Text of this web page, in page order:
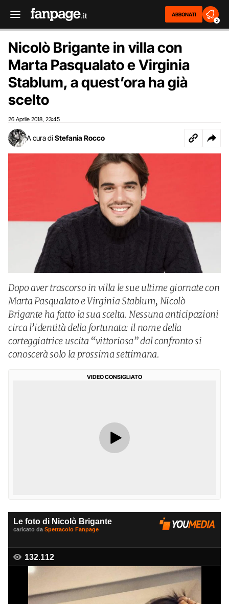
ABBONATI
2
Nicolò Brigante in villa con
Marta Pasqualato e Virginia
Stablum, a quest’ora ha già
scelto
26 Aprile 2018 23:45
A cura di Stefania Rocco
Dopo aver trascorso in villa le sue ultime giornate con
Marta Pasqualato e Virginia Stablum, Nicolò
Brigante ha fatto la sua scelta. Nessuna anticipazioni
circa l’identità della fortunata: il nome della
corteggiatrice uscita “vittoriosa” dal confronto si
conoscerà solo la prossima settimana.
VIDEO CONSIGLIATO